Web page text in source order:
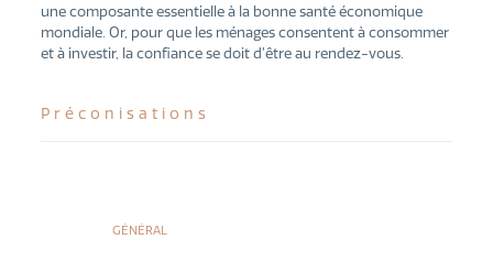
une composante essentielle à la bonne santé économique
mondiale. Or, pour que les ménages consentent à consommer
et à investir, la confiance se doit d’être au rendez-vous.
Préconisations
GÉNÉRAL